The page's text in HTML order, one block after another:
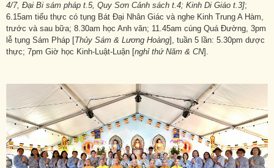
4/7, Đại Bi sám pháp t.5, Quy Sơn Cảnh sách t.4; Kinh Di Giáo t.3];
6.15am tiểu thực có tụng Bát Đại Nhân Giác và nghe Kinh Trung A Hàm,
trước và sau bữa; 8.30am học Anh văn; 11.45am cúng Quá Đường, 3pm
lễ tụng Sám Pháp [Thủy Sám & Lương Hoàng], tuần 5 lần: 5.30pm dược
thực; 7pm Giờ học Kinh-Luật-Luận [nghỉ thứ Năm & CN].